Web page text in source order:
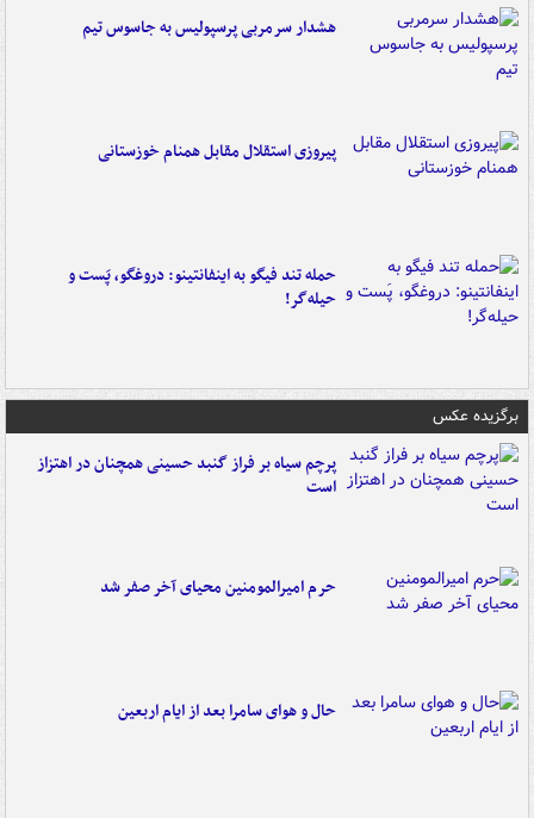
هشدار سرمربی پرسپولیس به جاسوس تیم
پیروزی استقلال مقابل همنام خوزستانی
حمله تند فیگو به اینفانتینو: دروغگو، پَست‌ و
حیله‌گر!
برگزیده عکس
پرچم سیاه بر فراز گنبد حسینی همچنان در اهتزاز
است
حرم امیرالمومنین محیای آخر صفر شد
حال و هوای سامرا بعد از ایام اربعین